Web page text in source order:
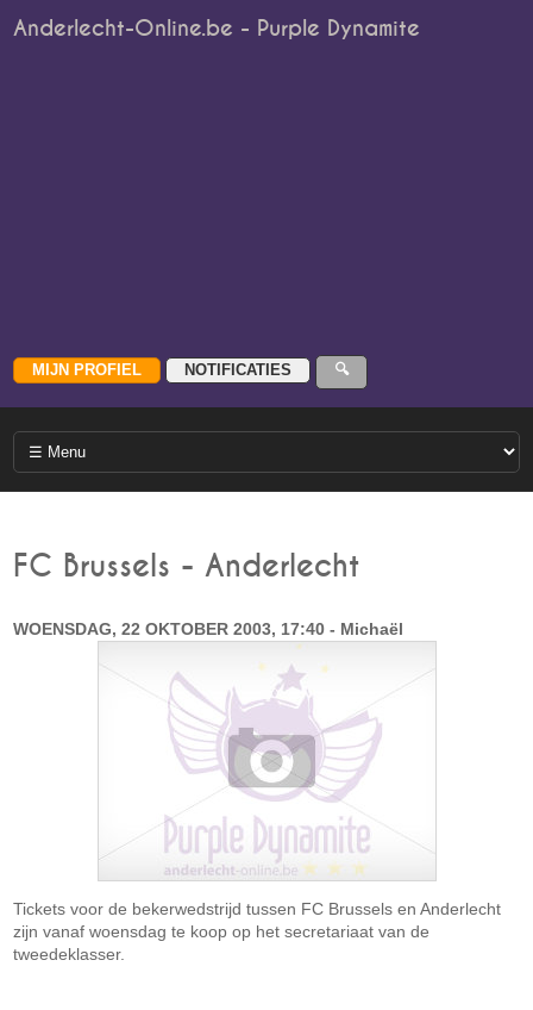
Anderlecht-Online.be - Purple Dynamite
FC Brussels - Anderlecht
WOENSDAG, 22 OKTOBER 2003, 17:40 - Michaël
Tickets voor de bekerwedstrijd tussen FC Brussels en Anderlecht
zijn vanaf woensdag te koop op het secretariaat van de
tweedeklasser.